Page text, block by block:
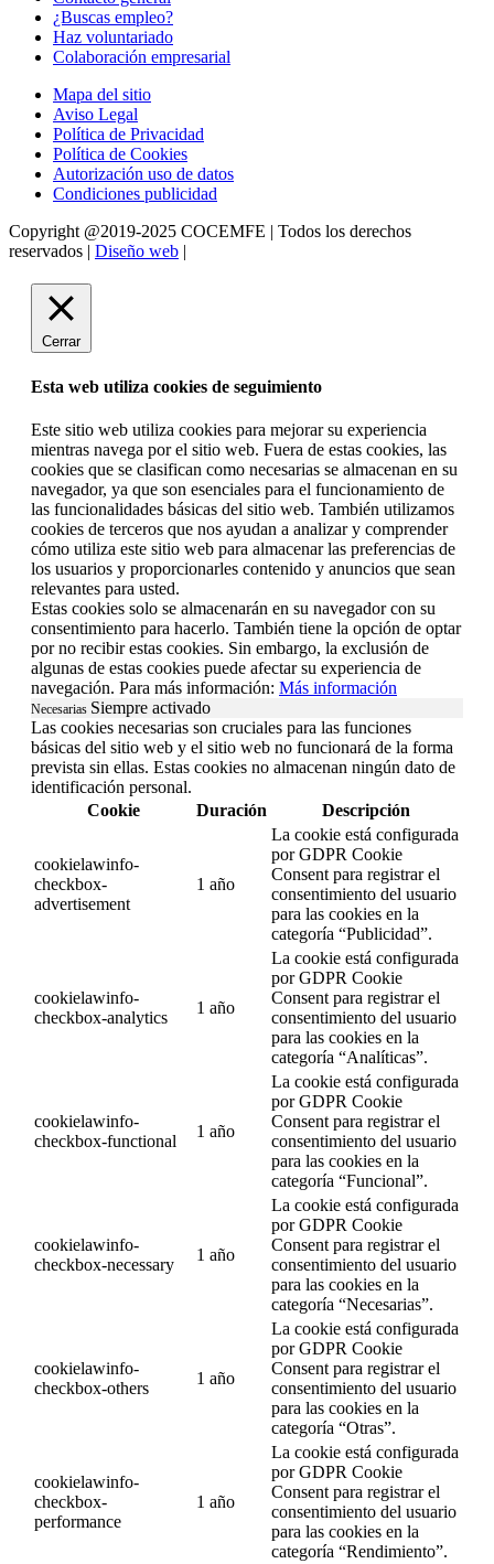
¿Buscas empleo?
Haz voluntariado
Colaboración empresarial
Mapa del sitio
Aviso Legal
Política de Privacidad
Política de Cookies
Autorización uso de datos
Condiciones publicidad
Copyright @2019-2025 COCEMFE | Todos los derechos
reservados | Diseño web |
Cerrar
Esta web utiliza cookies de seguimiento
Este sitio web utiliza cookies para mejorar su experiencia
mientras navega por el sitio web. Fuera de estas cookies, las
cookies que se clasifican como necesarias se almacenan en su
navegador, ya que son esenciales para el funcionamiento de
las funcionalidades básicas del sitio web. También utilizamos
cookies de terceros que nos ayudan a analizar y comprender
cómo utiliza este sitio web para almacenar las preferencias de
los usuarios y proporcionarles contenido y anuncios que sean
relevantes para usted.
Estas cookies solo se almacenarán en su navegador con su
consentimiento para hacerlo. También tiene la opción de optar
por no recibir estas cookies. Sin embargo, la exclusión de
algunas de estas cookies puede afectar su experiencia de
navegación. Para más información: Más información
Necesarias Siempre activado
Las cookies necesarias son cruciales para las funciones
básicas del sitio web y el sitio web no funcionará de la forma
prevista sin ellas. Estas cookies no almacenan ningún dato de
identificación personal.
Cookie
Duración Descripción
cookielawinfo-
checkbox-
advertisement
1 año
La cookie está configurada
por GDPR Cookie
Consent para registrar el
consentimiento del usuario
para las cookies en la
categoría “Publicidad”.
cookielawinfo-
checkbox-analytics
1 año
La cookie está configurada
por GDPR Cookie
Consent para registrar el
consentimiento del usuario
para las cookies en la
categoría “Analíticas”.
cookielawinfo-
checkbox-functional
1 año
La cookie está configurada
por GDPR Cookie
Consent para registrar el
consentimiento del usuario
para las cookies en la
categoría “Funcional”.
cookielawinfo-
checkbox-necessary
1 año
La cookie está configurada
por GDPR Cookie
Consent para registrar el
consentimiento del usuario
para las cookies en la
categoría “Necesarias”.
cookielawinfo-
checkbox-others
1 año
La cookie está configurada
por GDPR Cookie
Consent para registrar el
consentimiento del usuario
para las cookies en la
categoría “Otras”.
cookielawinfo-
checkbox-
performance
1 año
La cookie está configurada
por GDPR Cookie
Consent para registrar el
consentimiento del usuario
para las cookies en la
categoría “Rendimiento”.